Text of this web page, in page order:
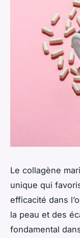
Le collagène
unique qui
efficacité dans
la peau et des
fondamental